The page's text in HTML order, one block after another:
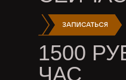
1500
ЧАС